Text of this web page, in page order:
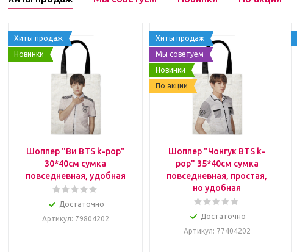
Хиты продаж
Новинки
Шоппер "Ви BTS k-pop"
30*40см сумка
повседневная, удобная
Достаточно
Артикул: 79804202
Хиты продаж
Мы советуем
Новинки
По акции
Шоппер "Чонгук BTS k-
pop" 35*40см сумка
повседневная, простая,
но удобная
Достаточно
Артикул: 77404202